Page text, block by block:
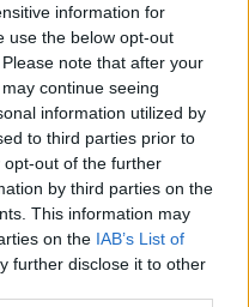
information for
use the below opt-out
note that after your
continue seeing
information utilized by
to third parties prior to
out of the further
by third parties on the
This information may
on the IAB’s List of
further disclose it to other
než si myslíte: